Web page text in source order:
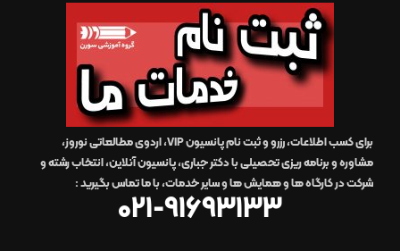
برای کسب اطلاعات، رزرو و ثبت نام پانسیون VIP، اردوی مطالعاتی نوروز،
مشاوره و برنامه ریزی تحصیلی با دکتر جباری، پانسیون آنلاین، انتخاب رشته و
شرکت در کارگاه ها و همایش ها و سایر خدمات،با ما تماس بگیرید:
021-91693133